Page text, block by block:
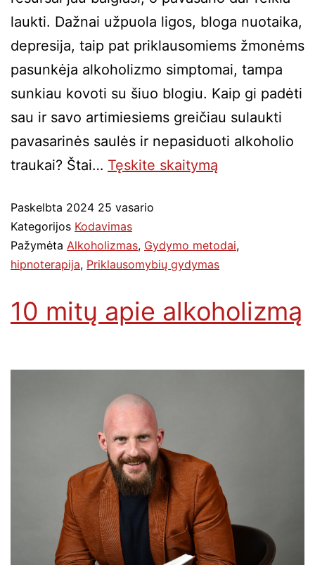
laukti. Dažnai užpuola ligos, bloga nuotaika,
depresija, taip pat priklausomiems žmonėms
pasunkėja alkoholizmo simptomai, tampa
sunkiau kovoti su šiuo blogiu. Kaip gi padėti
sau ir savo artimiesiems greičiau sulaukti
pavasarinės saulės ir nepasiduoti alkoholio
traukai? Štai… Tęskite skaitymą
Paskelbta 2024 25 vasario
Kategorijos Kodavimas
Pažymėta Alkoholizmas, Gydymo metodai,
hipnoterapija, Priklausomybių gydymas
10 mitų apie alkoholizmą